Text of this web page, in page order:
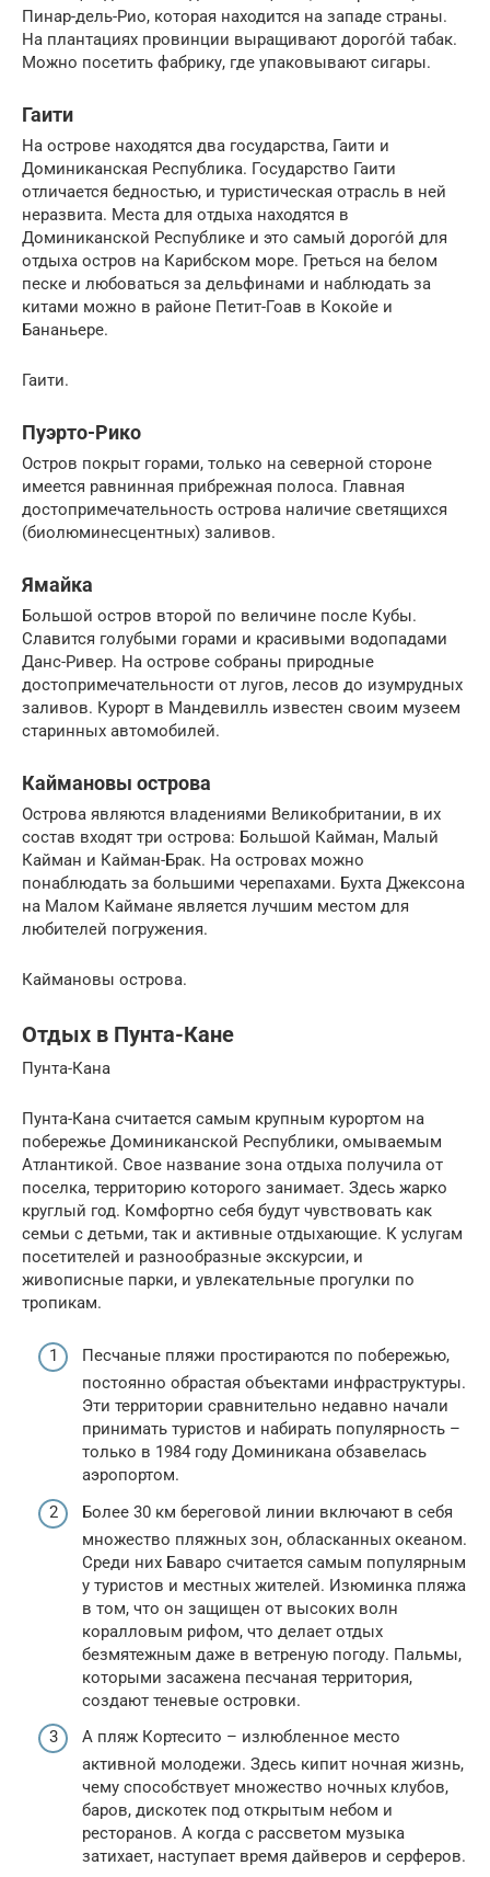
Пинар-дель-Рио, которая находится на западе страны.
На плантациях провинции выращивают дорого́й табак.
Можно посетить фабрику, где упаковывают сигары.
Гаити
На острове находятся два государства, Гаити и
Доминиканская Республика. Государство Гаити
отличается бедностью, и туристическая отрасль в ней
неразвита. Места для отдыха находятся в
Доминиканской Республике и это самый дорого́й для
отдыха остров на Карибском море. Греться на белом
песке и любоваться за дельфинами и наблюдать за
китами можно в районе Петит-Гоав в Кокойе и
Бананьере.
Гаити.
Пуэрто-Рико
Остров покрыт горами, только на северной стороне
имеется равнинная прибрежная полоса. Главная
достопримечательность острова наличие светящихся
(биолюминесцентных) заливов.
Ямайка
Большой остров второй по величине после Кубы.
Славится голубыми горами и красивыми водопадами
Данс-Ривер. На острове собраны природные
достопримечательности от лугов, лесов до изумрудных
заливов. Курорт в Мандевилль известен своим музеем
старинных автомобилей.
Каймановы острова
Острова являются владениями Великобритании, в их
состав входят три острова: Большой Кайман, Малый
Кайман и Кайман-Брак. На островах можно
понаблюдать за большими черепахами. Бухта Джексона
на Малом Каймане является лучшим местом для
любителей погружения.
Каймановы острова.
Отдых в Пунта-Кане
Пунта-Кана
Пунта-Кана считается самым крупным курортом на
побережье Доминиканской Республики, омываемым
Атлантикой. Свое название зона отдыха получила от
поселка, территорию которого занимает. Здесь жарко
круглый год. Комфортно себя будут чувствовать как
семьи с детьми, так и активные отдыхающие. К услугам
посетителей и разнообразные экскурсии, и
живописные парки, и увлекательные прогулки по
тропикам.
Песчаные пляжи простираются по побережью,
постоянно обрастая объектами инфраструктуры.
Эти территории сравнительно недавно начали
принимать туристов и набирать популярность –
только в 1984 году Доминикана обзавелась
аэропортом.
Более 30 км береговой линии включают в себя
множество пляжных зон, обласканных океаном.
Среди них Баваро считается самым популярным
у туристов и местных жителей. Изюминка пляжа
в том, что он защищен от высоких волн
коралловым рифом, что делает отдых
безмятежным даже в ветреную погоду. Пальмы,
которыми засажена песчаная территория,
создают теневые островки.
А пляж Кортесито – излюбленное место
активной молодежи. Здесь кипит ночная жизнь,
чему способствует множество ночных клубов,
баров, дискотек под открытым небом и
ресторанов. А когда с рассветом музыка
затихает, наступает время дайверов и серферов.